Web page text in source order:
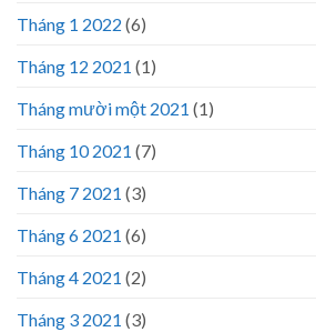
Tháng 1 2022 (6)
Tháng 12 2021 (1)
Tháng mười một 2021 (1)
Tháng 10 2021 (7)
Tháng 7 2021 (3)
Tháng 6 2021 (6)
Tháng 4 2021 (2)
Tháng 3 2021 (3)